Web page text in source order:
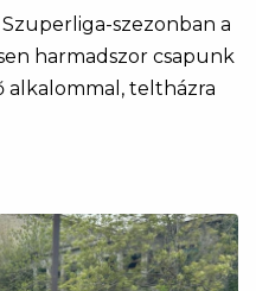
szezonban a
harmadszor csapunk
alkalommal, teltházra